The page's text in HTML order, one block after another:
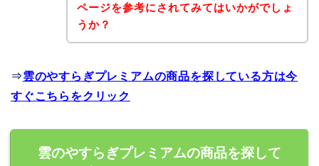
ページを参考にされてみてはいかがでしょ
うか？
⇒雲のやすらぎプレミアムの商品を探している方は今
すぐこちらをクリック
雲のやすらぎプレミアムの商品を探して